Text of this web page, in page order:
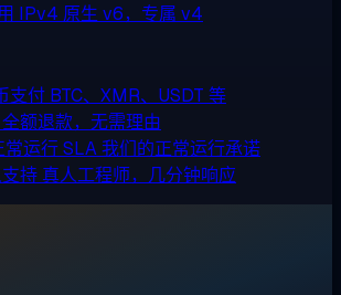
IPv4 原生 v6，专属 v4
支付 BTC、XMR、USDT 等
全额退款，无需理由
运行 SLA我们的正常运行承诺
持 真人工程师，几分钟响应